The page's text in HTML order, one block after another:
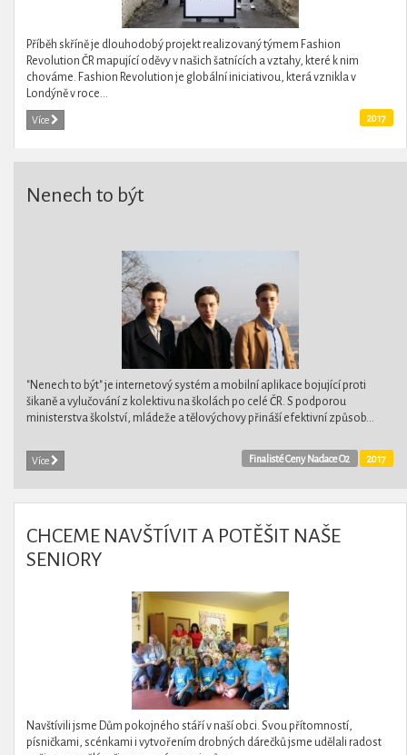
Příběh skříně je dlouhodobý projekt realizovaný týmem Fashion
Revolution ČR mapující oděvy v našich šatnících a vztahy, které k nim
chováme. Fashion Revolution je globální iniciativou, která vznikla v
Londýně v roce...
Více 2017
Nenech to být
"Nenech to být" je internetový systém a mobilní aplikace bojující proti
šikaně a vylučování z kolektivu na školách po celé ČR. S podporou
ministerstva školství, mládeže a tělovýchovy přináší efektivní způsob...
Více 2017
Finalisté Ceny Nadace O2
CHCEME NAVŠTÍVIT A POTĚŠIT NAŠE
SENIORY
Navštívili jsme Dům pokojného stáří v naší obci. Svou přítomností,
písničkami, scénkami i vytvořením drobných dárečků jsme udělali radost